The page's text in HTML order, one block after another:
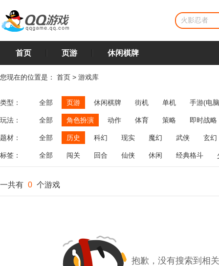
首页 页游 休闲棋牌
您现在的位置是： 首页 > 游戏库
类型： 全部 页游 休闲棋牌 街机 单机 手游(电
玩法： 全部 角色扮演 动作 体育 策略
即时战略
飞行
恋爱 第三人称射击 棋类 牌类 麻将
题材： 全部 历史 科幻 现实 魔幻 武侠 玄幻
标签： 全部 闯关 回合 仙侠 休闲 经典格斗
一共有 0 个游戏
抱歉，没有搜索到相